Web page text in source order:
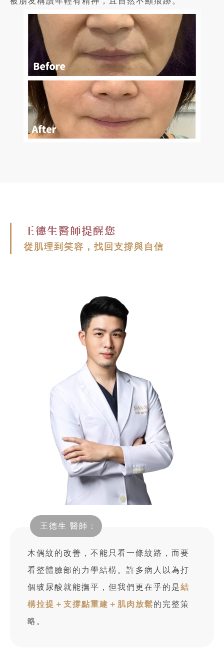
王德生醫師提醒您
從肌理到笑容，找回支撐與自信
王德生 醫師：
木偶紋的改善，不能只看一條紋路，而要
看整體臉部的力學結構。許多病人以為打
個玻尿酸就能撫平，但我們更在乎的是結
構拉提＋支撐點重建＋肌肉放鬆的完整策
略。